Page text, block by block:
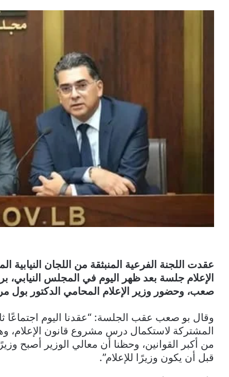
عقدت اللجنة الفرعية المنبثقة من اللجان
الإعلام جلسة بعد ظهر اليوم في المجلس
صعب، وحضور وزير الإعلام المحامي الدكتور بول
وقال بو صعب عقب الجلسة: “عقدنا اليوم اجتماعًا
من أكبر القوانين، وحظنا أن معالي الوزير أصبح
قبل أن يكون وزيرًا للإعلام”.